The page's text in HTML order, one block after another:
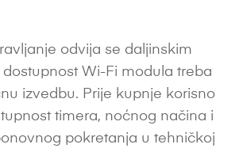
odvija se daljinskim
Wi-Fi modula treba
izvedbu. Prije kupnje korisno
timera, noćnog načina i
pokretanja u tehničkoj